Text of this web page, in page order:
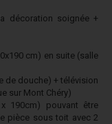
décoration soignée +
cm) en suite (salle
de douche) + télévision
sur Mont Chéry)
190cm) pouvant être
pièce sous toit avec 2